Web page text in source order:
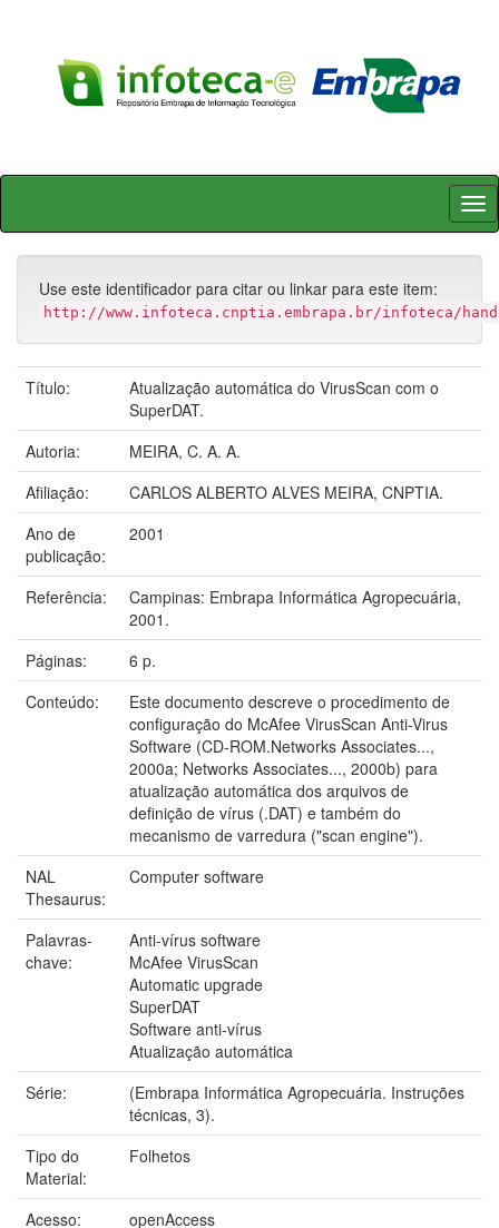
Skip
Use este identificador para citar ou linkar para este item:
http://www.infoteca.cnptia.embrapa.br/infoteca/
Título:
Atualização automática do VirusScan com o
SuperDAT.
Autoria:
MEIRA, C. A. A.
Afiliação:
CARLOS ALBERTO ALVES MEIRA, CNPTIA.
Ano de
publicação:
2001
Referência:
Campinas: Embrapa Informática Agropecuária,
2001.
Páginas:
6 p.
Conteúdo:
Este documento descreve o procedimento de
configuração do McAfee VirusScan Anti-Virus
Software (CD-ROM.Networks Associates...,
2000a; Networks Associates..., 2000b) para
atualização automática dos arquivos de
definição de vírus (.DAT) e também do
mecanismo de varredura ("scan engine").
NAL
Thesaurus:
Computer software
Palavras-
chave:
Anti-vírus software
McAfee VirusScan
Automatic upgrade
SuperDAT
Software anti-vírus
Atualização automática
Série:
(Embrapa Informática Agropecuária. Instruções
técnicas, 3).
Tipo do
Material:
Folhetos
Acesso:
openAccess